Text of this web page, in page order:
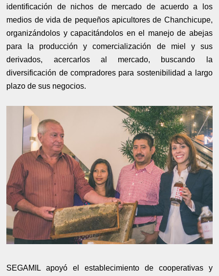
identificación de nichos de mercado de acuerdo a los
medios de vida de pequeños apicultores de Chanchicupe,
organizándolos y capacitándolos en el manejo de abejas
para la producción y comercialización de miel y sus
derivados, acercarlos al mercado, buscando la
diversificación de compradores para sostenibilidad a largo
plazo de sus negocios.
SEGAMIL apoyó el establecimiento de cooperativas y